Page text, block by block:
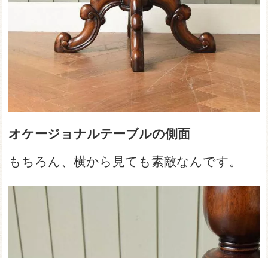
オケージョナルテーブルの側面
もちろん、横から見ても素敵なんです。